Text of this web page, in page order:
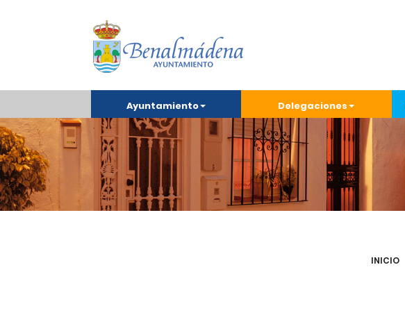
Ayuntamiento Delegaciones
INICIO